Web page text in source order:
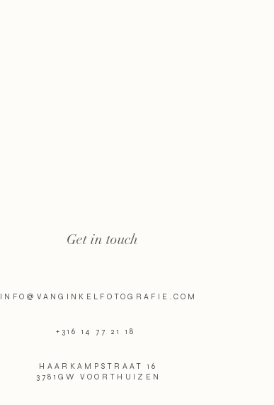
HAARKAMPSTRAAT 16
3781GW VOORTHUIZEN
+316 14 77 21 18
INFO@VANGINKELFOTOGRAFIE.COM
Get in touch